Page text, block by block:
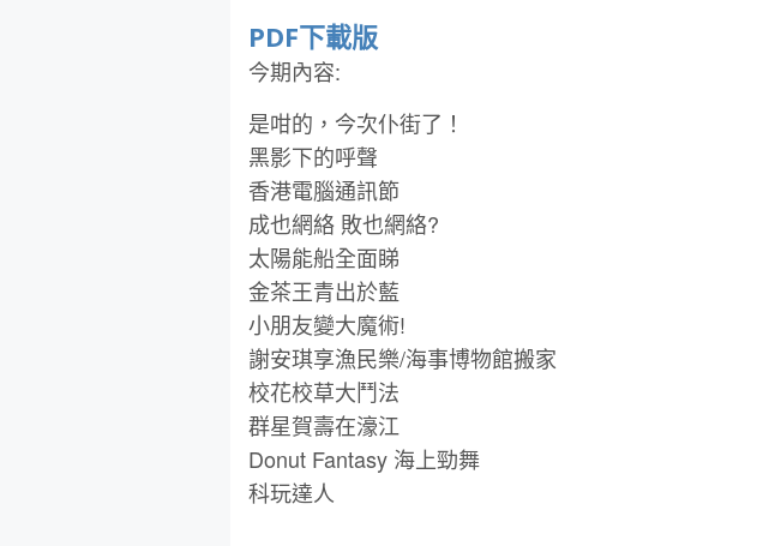
PDF下載版
今期內容:
是咁的，今次仆街了！
黑影下的呼聲
香港電腦通訊節
成也網絡 敗也網絡?
太陽能船全面睇
金茶王青出於藍
小朋友變大魔術!
謝安琪享漁民樂/海事博物館搬家
校花校草大鬥法
群星賀壽在濠江
Donut Fantasy 海上勁舞
科玩達人